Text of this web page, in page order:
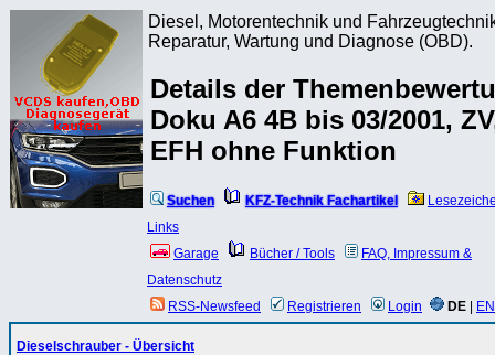
Diesel, Motorentechnik und
Reparatur, Wartung und Diagnose (OBD).
Details der
Doku A6 4B bis 03/2001,
EFH ohne Funktion
Suchen KFZ-Technik Fachartikel
Links
Garage
Bücher / Tools
FAQ, Impressum &
Datenschutz
RSS-Newsfeed
Registrieren Login DE EN
Dieselschrauber - Übersicht